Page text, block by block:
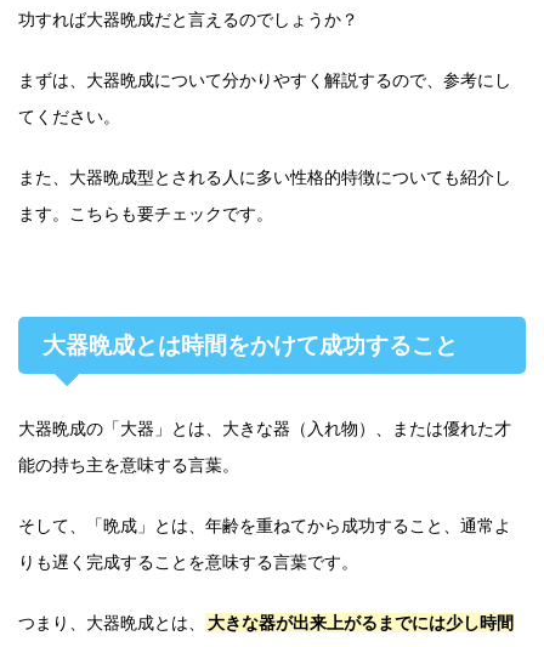
功すれば大器晩成だと言えるのでしょうか？
まずは、大器晩成について分かりやすく解説するので、参考にし
てください。
また、大器晩成型とされる人に多い性格的特徴についても紹介し
ます。こちらも要チェックです。
大器晩成とは時間をかけて成功すること
大器晩成の「大器」とは、大きな器（入れ物）、または優れた才
能の持ち主を意味する言葉。
そして、「晩成」とは、年齢を重ねてから成功すること、通常よ
りも遅く完成することを意味する言葉です。
つまり、大器晩成とは、 大きな器が出来上がるまでには少し時間